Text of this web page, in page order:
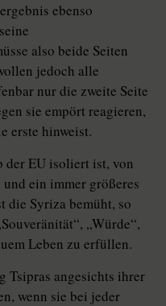
ebenso
also beide Seiten
jedoch alle
nur die zweite Seite
sie empört reagieren,
erste hinweist.
der EU isoliert ist, von
ein immer größeres
die Syriza bemüht, so
„Würde“,
Leben zu erfüllen.
Tsipras angesichts ihrer
wenn sie bei jeder